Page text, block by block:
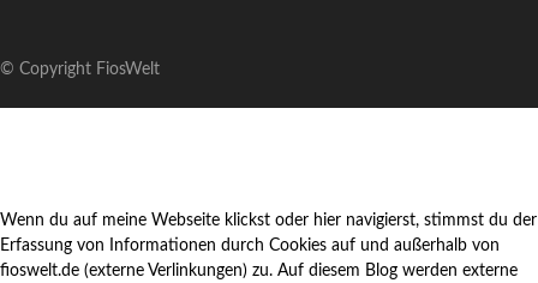
© Copyright FiosWelt
Wenn du auf meine Webseite klickst oder hier navigierst, stimmst du der
Erfassung von Informationen durch Cookies auf und außerhalb von
fioswelt.de (externe Verlinkungen) zu. Auf diesem Blog werden externe